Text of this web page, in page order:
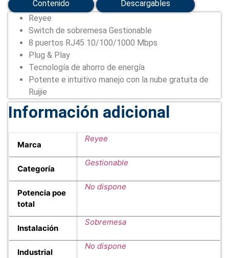
Contenido
Descargables
Reyee
Switch de sobremesa Gestionable
8 puertos RJ45 10/100/1000 Mbps
Plug & Play
Tecnología de ahorro de energía
Potente e intuitivo manejo con la nube gratuita de
Ruijie
Información adicional
Marca
Reyee
Categoría
Gestionable
Potencia poe
total
No dispone
Instalación
Sobremesa
Industrial
No dispone